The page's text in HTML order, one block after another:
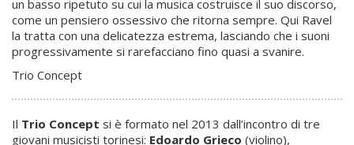
un basso ripetuto su cui la musica costruisce il suo discorso,
come un pensiero ossessivo che ritorna sempre. Qui Ravel
la tratta con una delicatezza estrema, lasciando che i suoni
progressivamente si rarefacciano fino quasi a svanire.
Trio Concept
Il Trio Concept si è formato nel 2013 dall’incontro di tre
giovani musicisti torinesi: Edoardo Grieco (violino),